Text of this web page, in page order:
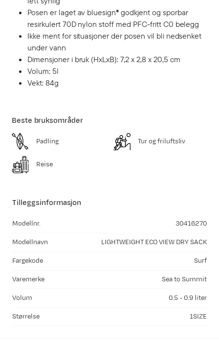
Posen er laget av bluesign® godkjent og sporbar
resirkulert 70D nylon stoff med PFC-fritt C0 belegg
Ikke ment for situasjoner der posen vil bli nedsenket
under vann
Dimensjoner i bruk (HxLxB): 7,2 x 2,8 x 20,5 cm
Volum: 5l
Vekt: 84g
Tilleggsinformasjon
Modellnr. 30416270
Modellnavn LIGHTWEIGHT ECO VIEW DRY SACK
Fargekode Surf
Varemerke Sea to Summit
Volum 0.5 - 0.9 liter
Størrelse 1SIZE
Beste bruksområder
Padling Tur og friluftsliv
Reise